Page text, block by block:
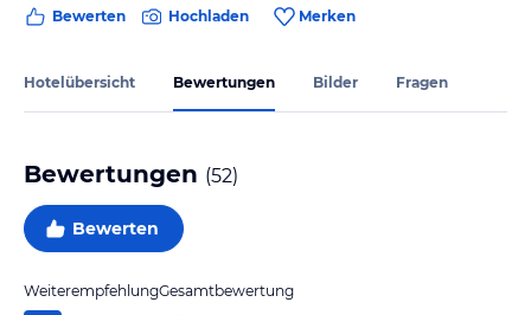
Bewerten Hochladen Merken
Hotelübersicht Bewertungen Bilder Fragen
Bewertungen (52)
Bewerten
WeiterempfehlungGesamtbewertung